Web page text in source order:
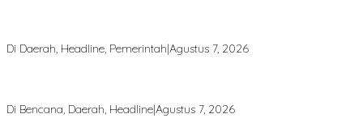
Di Daerah, Headline, Pemerintah|Agustus 7, 2026
Di Bencana, Daerah, Headline|Agustus 7, 2026